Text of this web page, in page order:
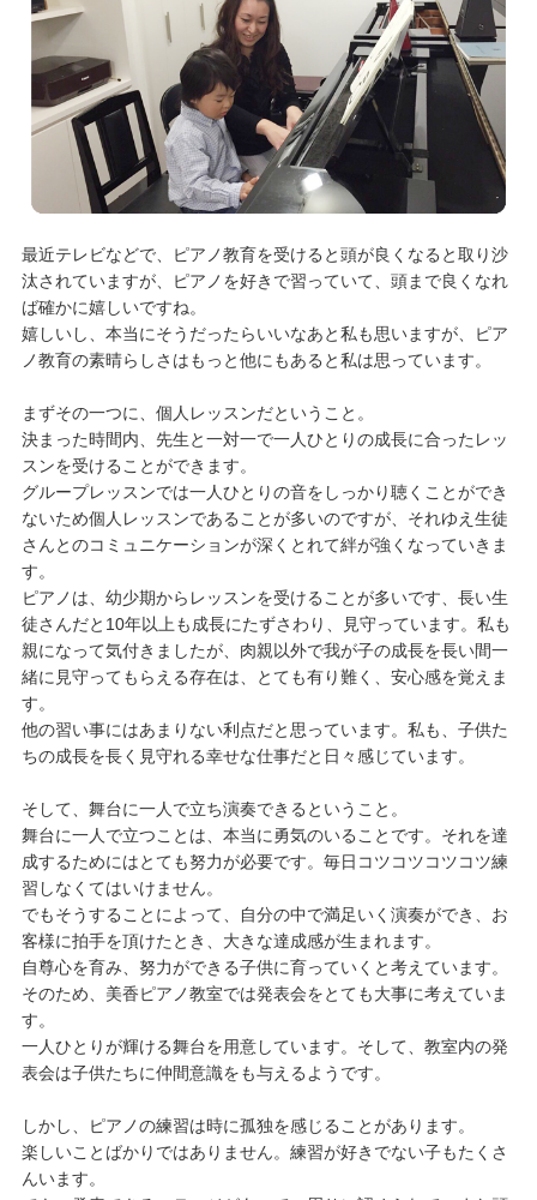
最近テレビなどで、ピアノ教育を受けると頭が良くなると取り沙
汰されていますが、ピアノを好きで習っていて、頭まで良くなれ
ば確かに嬉しいですね。
嬉しいし、本当にそうだったらいいなあと私も思いますが、ピア
ノ教育の素晴らしさはもっと他にもあると私は思っています。
まずその一つに、個人レッスンだということ。
決まった時間内、先生と一対一で一人ひとりの成長に合ったレッ
スンを受けることができます。
グループレッスンでは一人ひとりの音をしっかり聴くことができ
ないため個人レッスンであることが多いのですが、それゆえ生徒
さんとのコミュニケーションが深くとれて絆が強くなっていきま
す。
ピアノは、幼少期からレッスンを受けることが多いです、長い生
徒さんだと10年以上も成長にたずさわり、見守っています。私も
親になって気付きましたが、肉親以外で我が子の成長を長い間一
緒に見守ってもらえる存在は、とても有り難く、安心感を覚えま
す。
他の習い事にはあまりない利点だと思っています。私も、子供た
ちの成長を長く見守れる幸せな仕事だと日々感じています。
そして、舞台に一人で立ち演奏できるということ。
舞台に一人で立つことは、本当に勇気のいることです。それを達
成するためにはとても努力が必要です。毎日コツコツコツコツ練
習しなくてはいけません。
でもそうすることによって、自分の中で満足いく演奏ができ、お
客様に拍手を頂けたとき、大きな達成感が生まれます。
自尊心を育み、努力ができる子供に育っていくと考えています。
そのため、美香ピアノ教室では発表会をとても大事に考えていま
す。
一人ひとりが輝ける舞台を用意しています。そして、教室内の発
表会は子供たちに仲間意識をも与えるようです。
しかし、ピアノの練習は時に孤独を感じることがあります。
楽しいことばかりではありません。練習が好きでない子もたくさ
んいます。